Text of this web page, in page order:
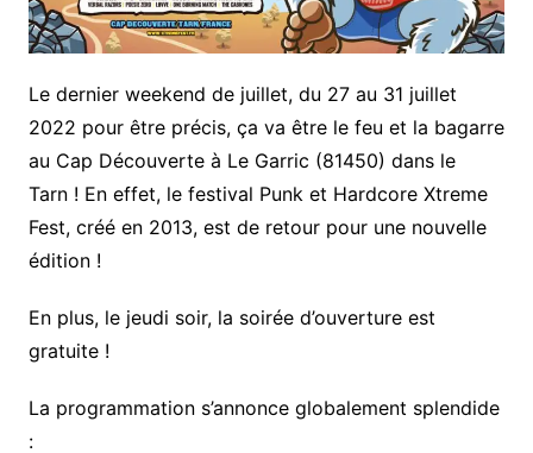
Le dernier weekend de juillet, du 27 au 31 juillet
2022 pour être précis, ça va être le feu et la bagarre
au Cap Découverte à Le Garric (81450) dans le
Tarn ! En effet, le festival Punk et Hardcore Xtreme
Fest, créé en 2013, est de retour pour une nouvelle
édition !
En plus, le jeudi soir, la soirée d’ouverture est
gratuite !
La programmation s’annonce globalement splendide
: